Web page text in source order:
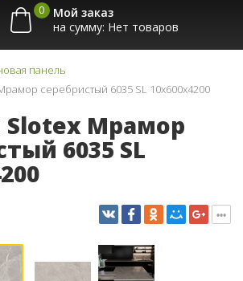
0
Мой заказ
на сумму:
панель
серебристый 6035 SL 10x600x4200
Slotex Мрамор
6035 SL